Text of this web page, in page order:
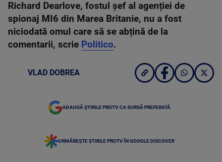
Richard Dearlove, fostul șef al agenției de
spionaj MI6 din Marea Britanie, nu a fost
niciodată omul care să se abțină de la
comentarii, scrie Politico.
VLAD DOBREA
ADAUGĂ ȘTIRILE PROTV CA SURSĂ PREFERATĂ
URMĂREȘTE ȘTIRILE PROTV ÎN GOOGLE DISCOVER